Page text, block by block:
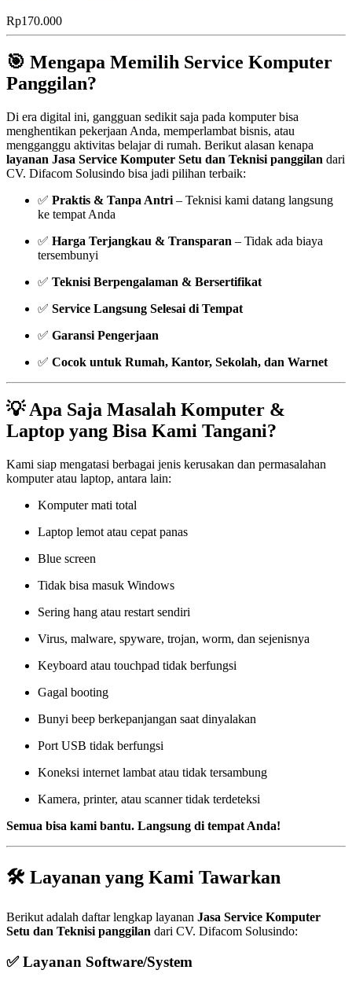
Rp170.000
🎯 Mengapa Memilih Service Komputer
Panggilan?
Di era digital ini, gangguan sedikit saja pada komputer bisa
menghentikan pekerjaan Anda, memperlambat bisnis, atau
mengganggu aktivitas belajar di rumah. Berikut alasan kenapa
layanan Jasa Service Komputer Setu dan Teknisi panggilan dari
CV. Difacom Solusindo bisa jadi pilihan terbaik:
✅ Praktis & Tanpa Antri – Teknisi kami datang langsung
ke tempat Anda
✅ Harga Terjangkau & Transparan – Tidak ada biaya
tersembunyi
✅ Teknisi Berpengalaman & Bersertifikat
✅ Service Langsung Selesai di Tempat
✅ Garansi Pengerjaan
✅ Cocok untuk Rumah, Kantor, Sekolah, dan Warnet
💡 Apa Saja Masalah Komputer &
Laptop yang Bisa Kami Tangani?
Kami siap mengatasi berbagai jenis kerusakan dan permasalahan
komputer atau laptop, antara lain:
Komputer mati total
Laptop lemot atau cepat panas
Blue screen
Tidak bisa masuk Windows
Sering hang atau restart sendiri
Virus, malware, spyware, trojan, worm, dan sejenisnya
Keyboard atau touchpad tidak berfungsi
Gagal booting
Bunyi beep berkepanjangan saat dinyalakan
Port USB tidak berfungsi
Koneksi internet lambat atau tidak tersambung
Kamera, printer, atau scanner tidak terdeteksi
Semua bisa kami bantu. Langsung di tempat Anda!
🛠️ Layanan yang Kami Tawarkan
Berikut adalah daftar lengkap layanan Jasa Service Komputer
Setu dan Teknisi panggilan dari CV. Difacom Solusindo:
✅ Layanan Software/System